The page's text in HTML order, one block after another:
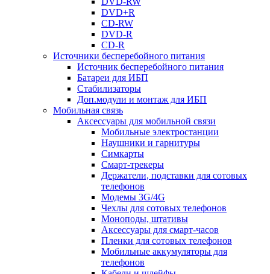
DVD+R
CD-RW
DVD-R
CD-R
Источники бесперебойного питания
Источник бесперебойного питания
Батареи для ИБП
Стабилизаторы
Доп.модули и монтаж для ИБП
Мобильная связь
Аксессуары для мобильной связи
Мобильные электростанции
Наушники и гарнитуры
Симкарты
Смарт-трекеры
Держатели, подставки для сотовых
телефонов
Модемы 3G/4G
Чехлы для сотовых телефонов
Моноподы, штативы
Аксессуары для смарт-часов
Пленки для сотовых телефонов
Мобильные аккумуляторы для
телефонов